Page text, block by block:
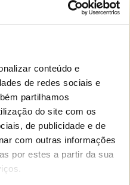
conteúdo e
de redes sociais e
partilhamos
do site com os
de publicidade e de
com outras informações
por estes a partir da sua